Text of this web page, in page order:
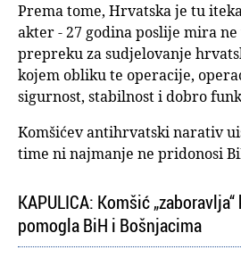
Prema tome, Hrvatska je tu
akter - 27 godina poslije mira
prepreku za sudjelovanje
kojem obliku te operacije,
sigurnost, stabilnost i dobro
Komšićev antihrvatski narativ
time ni najmanje ne pridonosi
KAPULICA: Komšić
pomogla BiH i Bošnjacima